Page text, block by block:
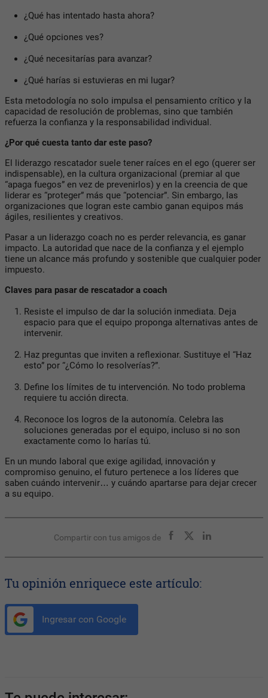
¿Qué has intentado hasta ahora?
¿Qué opciones ves?
¿Qué necesitarías para avanzar?
¿Qué harías si estuvieras en mi lugar?
Esta metodología no solo impulsa el pensamiento crítico y la
capacidad de resolución de problemas, sino que también
refuerza la confianza y la responsabilidad individual.
¿Por qué cuesta tanto dar este paso?
El liderazgo rescatador suele tener raíces en el ego (querer ser
indispensable), en la cultura organizacional (premiar al que
“apaga fuegos” en vez de prevenirlos) y en la creencia de que
liderar es “proteger” más que “potenciar”. Sin embargo, las
organizaciones que logran este cambio ganan equipos más
ágiles, resilientes y creativos.
Pasar a un liderazgo coach no es perder relevancia, es ganar
impacto. La autoridad que nace de la confianza y el ejemplo
tiene un alcance más profundo y sostenible que cualquier poder
impuesto.
Claves para pasar de rescatador a coach
Resiste el impulso de dar la solución inmediata. Deja
espacio para que el equipo proponga alternativas antes de
intervenir.
Haz preguntas que inviten a reflexionar. Sustituye el “Haz
esto” por “¿Cómo lo resolverías?”.
Define los límites de tu intervención. No todo problema
requiere tu acción directa.
Reconoce los logros de la autonomía. Celebra las
soluciones generadas por el equipo, incluso si no son
exactamente como lo harías tú.
En un mundo laboral que exige agilidad, innovación y
compromiso genuino, el futuro pertenece a los líderes que
saben cuándo intervenir… y cuándo apartarse para dejar crecer
a su equipo.
Compartir con tus amigos de
Tu opinión enriquece este artículo:
Ingresar con Google